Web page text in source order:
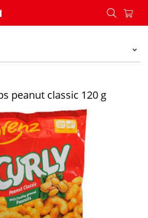
Curly Flips peanut classic 120 g - Konzum
peanut classic 120 g